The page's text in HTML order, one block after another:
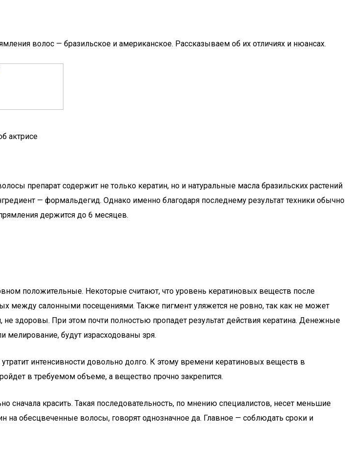
волос — бразильское и американское. Рассказываем об их отличиях и нюансах.
актрисе
препарат содержит не только кератин, но и натуральные масла бразильских растений
— формальдегид. Однако именно благодаря последнему результат техники обычно
держится до 6 месяцев.
положительные. Некоторые считают, что уровень кератиновых веществ после
между салонными посещениями. Также пигмент уляжется не ровно, так как не может
здоровы. При этом почти полностью пропадет результат действия кератина. Денежные
мелирование, будут израсходованы зря.
интенсивности довольно долго. К этому времени кератиновых веществ в
в требуемом объеме, а вещество прочно закрепится.
красить. Такая последовательность, по мнению специалистов, несет меньшие
на обесцвеченные волосы, говорят однозначное да. Главное — соблюдать сроки и